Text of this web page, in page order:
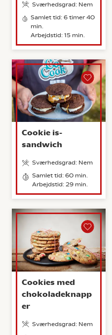
Sværhedsgrad: Nem
Samlet tid: 6 timer 40
min.
Arbejdstid: 15 min.
Cookie is-
sandwich
Sværhedsgrad: Nem
Samlet tid: 60 min.
Arbejdstid: 29 min.
Cookies med
chokoladeknapp
er
Sværhedsgrad: Nem